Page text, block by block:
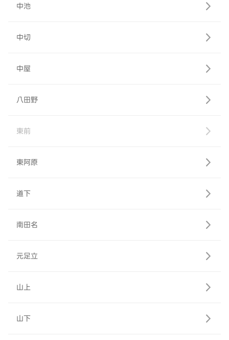
中池
中切
中屋
八田野
東前
東阿原
道下
南田名
元足立
山上
山下